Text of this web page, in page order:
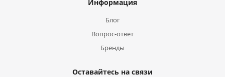
Информация
Блог
Вопрос-ответ
Бренды
Оставайтесь на связи